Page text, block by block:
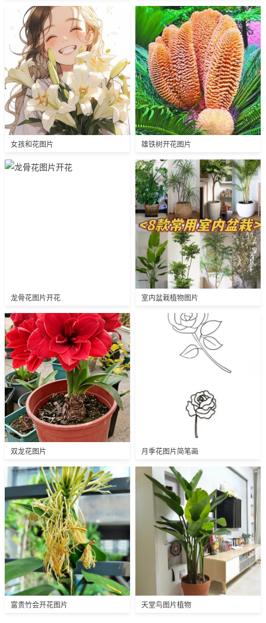
女孩和花图片 雄铁树开花图片
龙骨花图片开花 室内盆栽植物图片
双龙花图片 月季花图片简笔画
富贵竹会开花图片 天堂鸟图片植物